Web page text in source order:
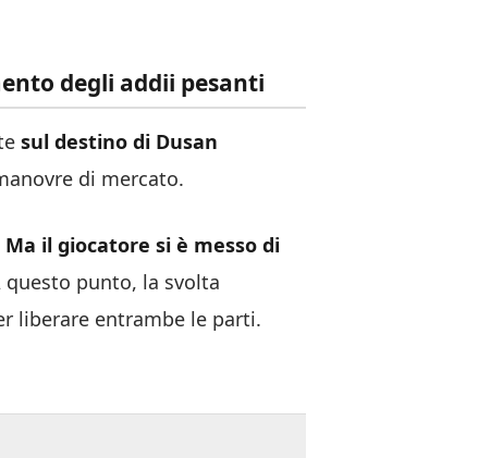
degli addii pesanti
sul destino di Dusan
di mercato.
Ma il giocatore si è messo di
questo punto, la svolta
liberare entrambe le parti.